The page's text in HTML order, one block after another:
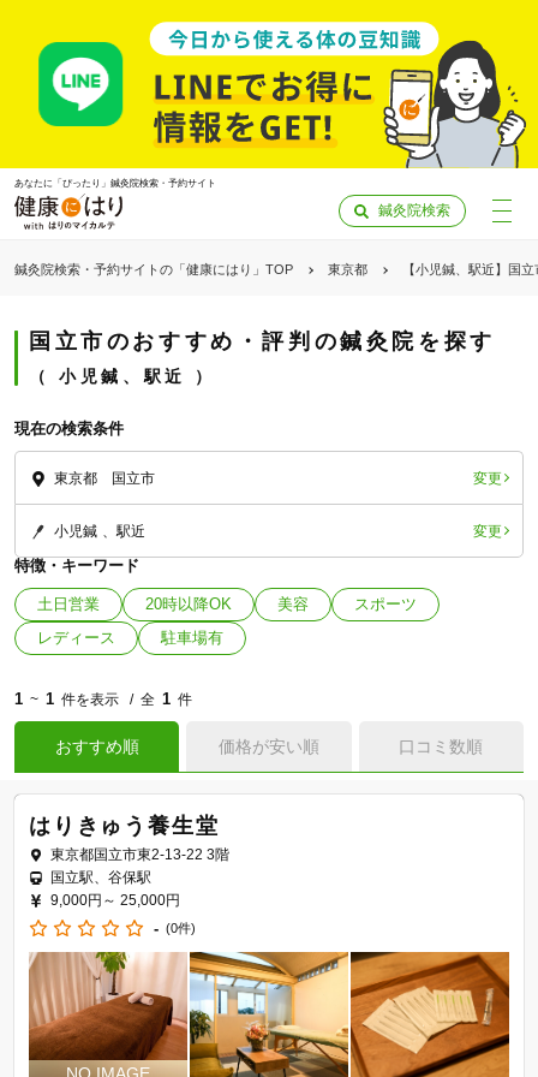
あなたに「ぴったり」鍼灸院検索・予約サイト
鍼灸院検索
鍼灸院検索・予約サイトの「健康にはり」TOP 東京都 【小児鍼、駅近】国
国立市のおすすめ・評判の鍼灸院を探す
小児鍼、駅近
現在の検索条件
東京都 国立市 変更
小児鍼 駅近 変更
特徴・キーワード
土日営業 20時以降OK 美容
スポーツ
レディース
駐車場有
1 ~ 1 件を表示 全 1 件
おすすめ順 価格が安い順 口コミ数順
はりきゅう養生堂
東京都国立市東2-13-22 3階
国立駅、谷保駅
9,000円～ 25,000円
- (0件)
「健康にはりを見た」